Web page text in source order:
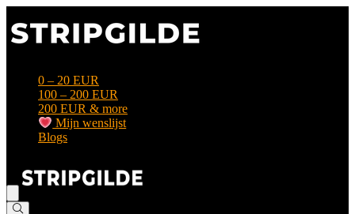
0 – 20 EUR
100 – 200 EUR
200 EUR & more
Mijn wenslijst
Blogs